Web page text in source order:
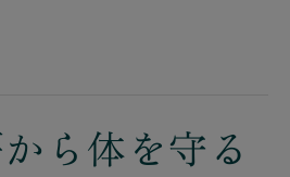
ら体を守る